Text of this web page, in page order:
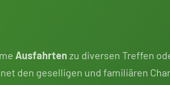
Ausfahrten zu diversen Treffen
den geselligen und familiären